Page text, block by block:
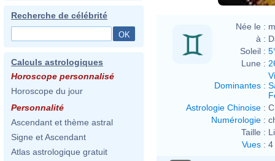
Recherche de célébrité
Calculs astrologiques
Horoscope personnalisé
Horoscope du jour
Personnalité
Ascendant et thème astral
Signe et Ascendant
Atlas astrologique gratuit
Née le :
à :
Soleil :
Lune :
Dominantes :
Astrologie Chinoise :
Numérologie :
Taille :
Vues : 4